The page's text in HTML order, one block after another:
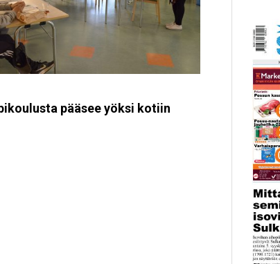
pääsee yöksi kotiin